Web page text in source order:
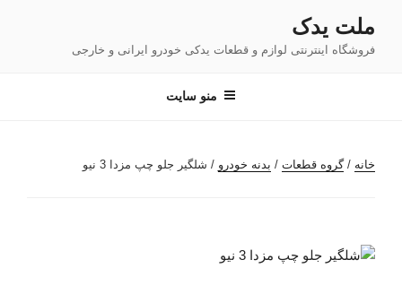
محتوا
ملت یدک
فروشگاه اینترنتی لوازم و قطعات یدکی خودرو ایرانی و خارجی
منو سایت
خانه /گروه قطعات / بدنه خودرو / شلگیر جلو چپ مزدا 3 نیو